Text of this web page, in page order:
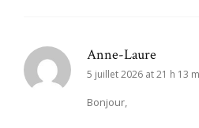
Anne-Laure
5 juillet 2026 at 21 h 13
Bonjour,